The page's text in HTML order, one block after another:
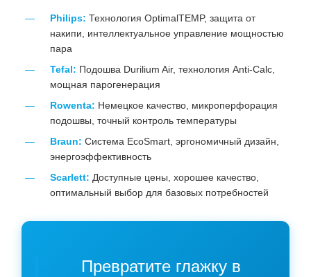
Philips: Технология OptimalTEMP, защита от
накипи, интеллектуальное управление мощностью
пара
Tefal: Подошва Durilium Air, технология Anti-Calc,
мощная парогенерация
Rowenta: Немецкое качество, микроперфорация
подошвы, точный контроль температуры
Braun: Система EcoSmart, эргономичный дизайн,
энергоэффективность
Scarlett: Доступные цены, хорошее качество,
оптимальный выбор для базовых потребностей
Превратите глажку в